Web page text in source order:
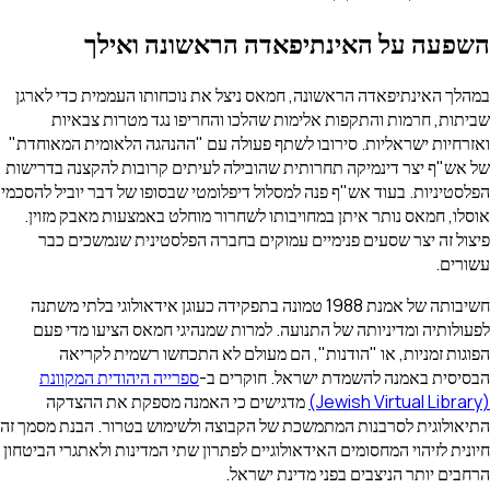
השפעה על האינתיפאדה הראשונה ואילך
במהלך האינתיפאדה הראשונה, חמאס ניצל את נוכחותו העממית כדי לארגן
שביתות, חרמות והתקפות אלימות שהלכו והחריפו נגד מטרות צבאיות
ואזרחיות ישראליות. סירובו לשתף פעולה עם "ההנהגה הלאומית המאוחדת"
של אש"ף יצר דינמיקה תחרותית שהובילה לעיתים קרובות להקצנה בדרישות
הפלסטיניות. בעוד אש"ף פנה למסלול דיפלומטי שבסופו של דבר יוביל להסכמי
אוסלו, חמאס נותר איתן במחויבותו לשחרור מוחלט באמצעות מאבק מזוין.
פיצול זה יצר שסעים פנימיים עמוקים בחברה הפלסטינית שנמשכים כבר
עשורים.
חשיבותה של אמנת 1988 טמונה בתפקידה כעוגן אידאולוגי בלתי משתנה
לפעולותיה ומדיניותה של התנועה. למרות שמנהיגי חמאס הציעו מדי פעם
הפוגות זמניות, או "הודנות", הם מעולם לא התכחשו רשמית לקריאה
הבסיסית באמנה להשמדת ישראל. חוקרים ב-ספרייה היהודית המקוונת
(Jewish Virtual Library)
מדגישים כי האמנה מספקת את ההצדקה
התיאולוגית לסרבנות המתמשכת של הקבוצה ולשימוש בטרור. הבנת מסמך זה
חיונית לזיהוי המחסומים האידאולוגיים לפתרון שתי המדינות ולאתגרי הביטחון
הרחבים יותר הניצבים בפני מדינת ישראל.